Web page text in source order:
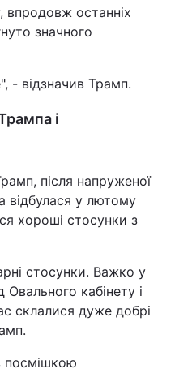
останніх
значного
- відзначив Трамп.
і
після напруженої
відбулася у лютому
хороші стосунки з
стосунки. Важко у
Овального кабінету і
склалися дуже добрі
посмішкою